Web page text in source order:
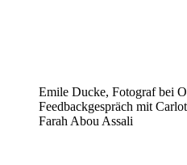
Emile Ducke, Fotograf bei
Feedbackgespräch mit
Farah Abou Assali